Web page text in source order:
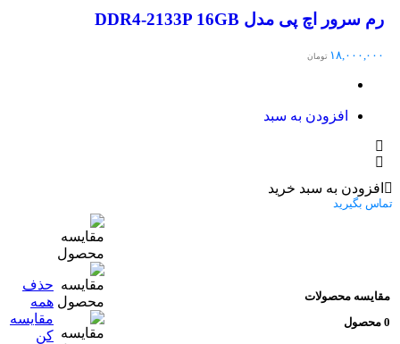
رم سرور اچ پی مدل DDR4-2133P 16GB
۱۸,۰۰۰,۰۰۰ تومان
افزودن به سبد
افزودن به سبد خرید
بگیرید
محصولات
حذف
همه
مقایسه
کن